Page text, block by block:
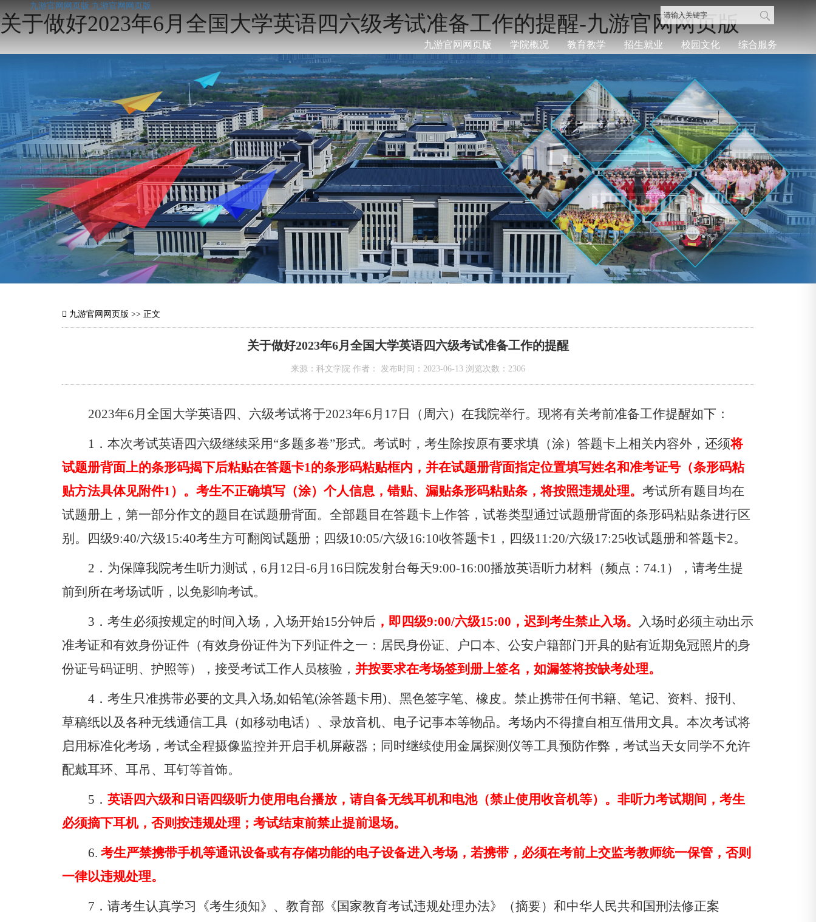
关于做好2023年6月全国大学英语四六级考试准备工作的提醒-九游官网网页版
九游官网网页版 九游官网网页版
九游官网网页版 学院概况 教育教学 招生就业 校园文化 综合服务
九游官网网页版 >> 正文
关于做好2023年6月全国大学英语四六级考试准备工作的提醒
来源：科文学院 作者： 发布时间：2023-06-13 浏览次数： 2306
2023年6月全国大学英语四、六级考试将于2023年6月 17 日（周六）在我院举行。现将有关考前准备工作提醒如下：
1 ．本次考试英语四六级继续采用“多题多卷”形式。考试时，考生除按原有要求填（涂）答题卡上相关内容外，还须将
试题册背面上的条形码揭下后粘贴在答题卡1的条形码粘贴框内，并在试题册背面指定位置填写姓名和准考证号（条形码粘
贴方法具体见附件1）。考生不正确填写（涂）个人信息，错贴、漏贴条形码粘贴条，将按照违规处理。 考试所有题目均在
试题册上，第一部分作文的题目在试题册背面。全部题目在答题卡上作答，试卷类型通过试题册背面的条形码粘贴条进行区
别。四级9:40/六级15:40考生方可翻阅试题册；四级10:05/六级16:10收答题卡1 ，四级11:20/六级17:25收试题册和答题卡2。
2 ．为保障我院考生听力测试， 6月 12 日 -6月 16 日院发射台每天9:00-16:00播放英语听力材料（频点： 74.1），请考生提
前到所在考场试听，以免影响考试。
3 ．考生必须按规定的时间入场，入场开始15分钟后 ，即四级9:00/六级15:00 ，迟到考生禁止入场。
入场时必须主动出示
准考证和有效身份证件（有效身份证件为下列证件之一：居民身份证、户口本、公安户籍部门开具的贴有近期免冠照片的身
份证号码证明、护照等），接受考试工作人员核验， 并按要求在考场签到册上签名，如漏签将按缺考处理。
4 ．考生只准携带必要的文具入场,如铅笔(涂答题卡用)、黑色签字笔、橡皮。禁止携带任何书籍、笔记、资料、报刊、
草稿纸以及各种无线通信工具（如移动电话）、录放音机、电子记事本等物品。考场内不得擅自相互借用文具。本次考试将
启用标准化考场，考试全程摄像监控并开启手机屏蔽器；同时继续使用金属探测仪等工具预防作弊，考试当天女同学不允许
配戴耳环、耳吊、耳钉等首饰。
5 ． 英语四六级和日语四级听力使用电台播放，请自备无线耳机和电池（禁止使用收音机等）。非听力考试期间，考生
必须摘下耳机，否则按违规处理；考试结束前禁止提前退场。
6. 考生严禁携带手机等通讯设备或有存储功能的电子设备进入考场，若携带，必须在考前上交监考教师统一保管，否则
一律以违规处理。
7 ．请考生认真学习《考生须知》、教育部《国家教育考试违规处理办法》（摘要）和中华人民共和国刑法修正案